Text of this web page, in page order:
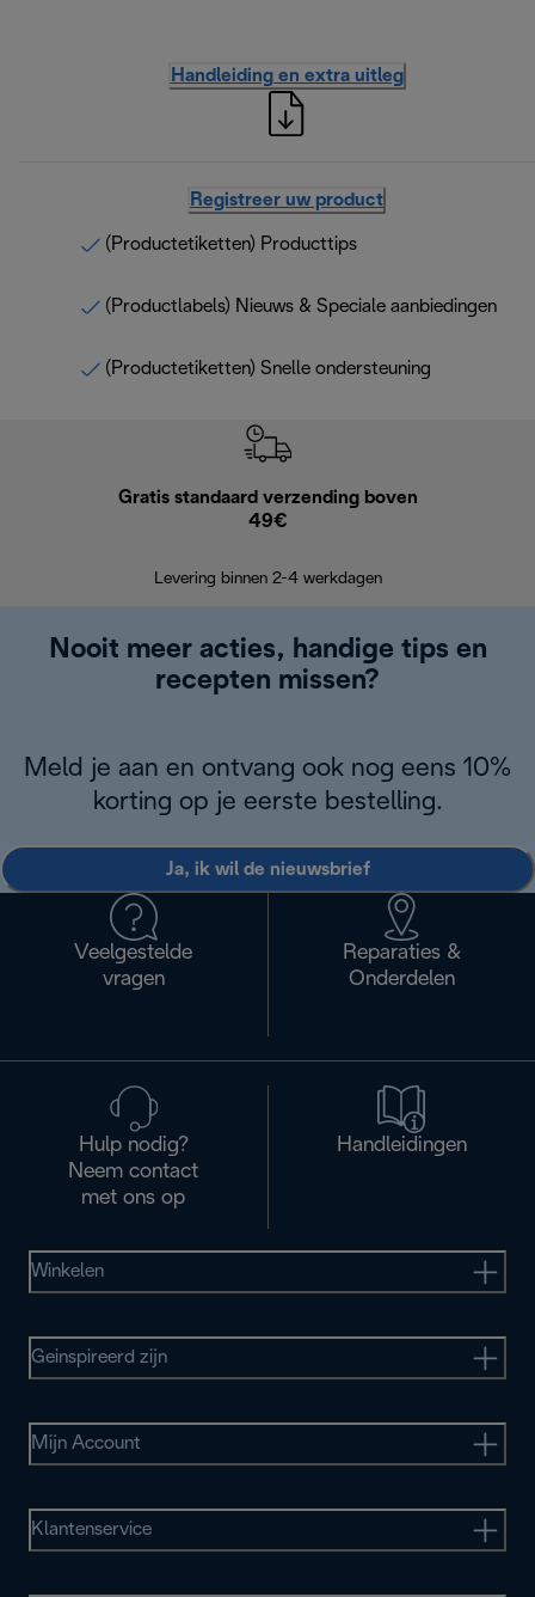
Handleiding en extra uitleg
Registreer uw product
(Productetiketten) Producttips
(Productlabels) Nieuws & Speciale aanbiedingen
(Productetiketten) Snelle ondersteuning
Gratis standaard verzending boven
49€
Levering binnen 2-4 werkdagen
Nooit meer acties, handige tips en
recepten missen?
Meld je aan en ontvang ook nog eens 10%
korting op je eerste bestelling.
Ja, ik wil de nieuwsbrief
Veelgestelde
vragen
Reparaties &
Onderdelen
Hulp nodig?
Neem contact
met ons op
Handleidingen
Winkelen
Geinspireerd zijn
Mijn Account
Klantenservice